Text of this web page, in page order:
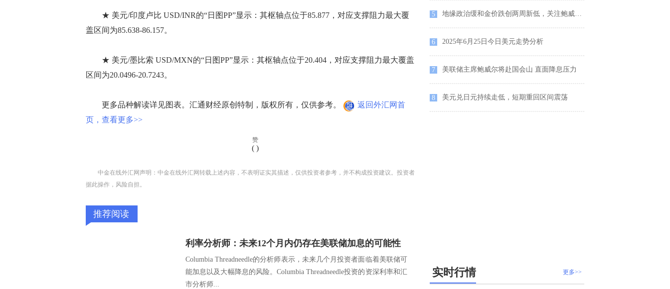
★ 美元/印度卢比 USD/INR的“日图PP”显示：其枢轴点位于85.877，对应支撑阻力最大覆
盖区间为85.638-86.157。
★ 美元/墨比索 USD/MXN的“日图PP”显示：其枢轴点位于20.404，对应支撑阻力最大覆盖
区间为20.0496-20.7243。
更多品种解读详见图表。汇通财经原创特制，版权所有，仅供参考。
返回外汇网首
页，查看更多>>
赞
( )
中金在线外汇网声明：中金在线外汇网转载上述内容，不表明证实其描述，仅供投资者参考，并不构成投资建议。投资者
据此操作，风险自担。
推荐阅读
利率分析师：未来12个月内仍存在美联储加息的可能性
Columbia Threadneedle的分析师表示，未来几个月投资者面临着美联储可
能加息以及大幅降息的风险。Columbia Threadneedle投资的资深利率和汇
市分析师...
5 地缘政治缓和金价跌创两周新低，关注鲍威尔国会证词
6 2025年6月25日今日美元走势分析
7 美联储主席鲍威尔将赴国会山 直面降息压力
8 美元兑日元持续走低，短期重回区间震荡
更多>>
实时行情